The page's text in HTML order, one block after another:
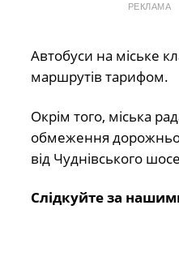
РЕКЛАМА
Автобуси на міське
маршрутів тарифом.
Окрім того, міська
обмеження
від Чуднівського
Слідкуйте за